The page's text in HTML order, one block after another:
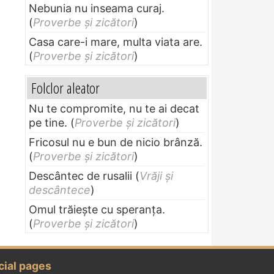
Nebunia nu inseama curaj.
(Proverbe și zicători)
Casa care-i mare, multa viata are.
(Proverbe și zicători)
Folclor aleator
Nu te compromite, nu te ai decat
pe tine. (Proverbe și zicători)
Fricosul nu e bun de nicio brânză.
(Proverbe și zicători)
Descântec de rusalii (Vrăji și
descântece)
Omul trăieşte cu speranţa.
(Proverbe și zicători)
pages